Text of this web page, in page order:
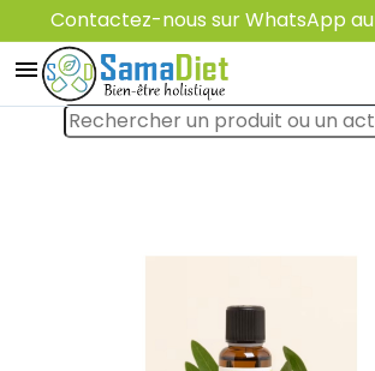
Contactez-nous sur WhatsApp au
